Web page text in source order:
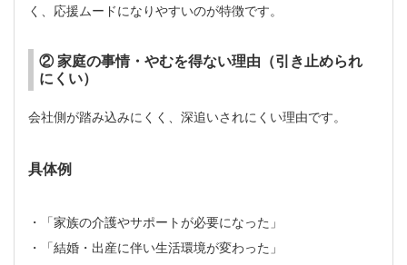
く、応援ムードになりやすいのが特徴です。
② 家庭の事情・やむを得ない理由（引き止められ
にくい）
会社側が踏み込みにくく、深追いされにくい理由です。
具体例
・「家族の介護やサポートが必要になった」
・「結婚・出産に伴い生活環境が変わった」